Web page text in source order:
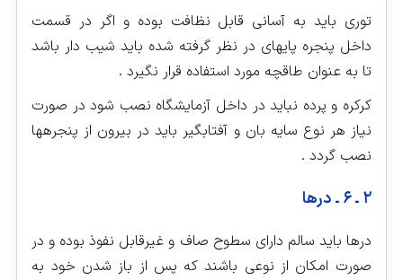
توری باید به آسانی قابل نظافت بوده و اگر در قسمت
داخل پنجره پایه‏ای در نظر گرفته شده باید شیب دار باشد
تا به عنوان طاقچه مورد استفاده قرار نگیرد .
کرکره و پرده نباید در داخل آزمایشگاه نصب شود در صورت
نیاز هر نوع سایه بان و آفتابگیر باید در بیرون از پنجره‏ها
نصب گردد .
۲ ـ ۶ ـ درها
درها باید سالم دارای سطوح صاف و غیرقابل نفوذ بوده و در
صورت امکان از نوعی باشند که پس از باز شدن خود به